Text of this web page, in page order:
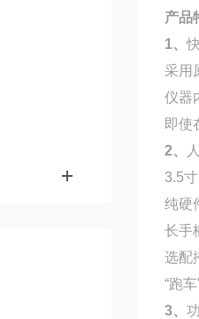
产品
1、
采用
仪器
即使
2、
3.5
纯硬
长手
选配
“跑
3、